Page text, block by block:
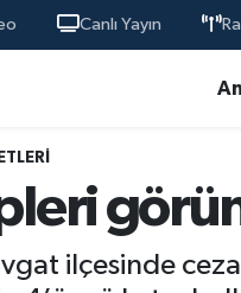
Canlı Yayın
ilçesinde